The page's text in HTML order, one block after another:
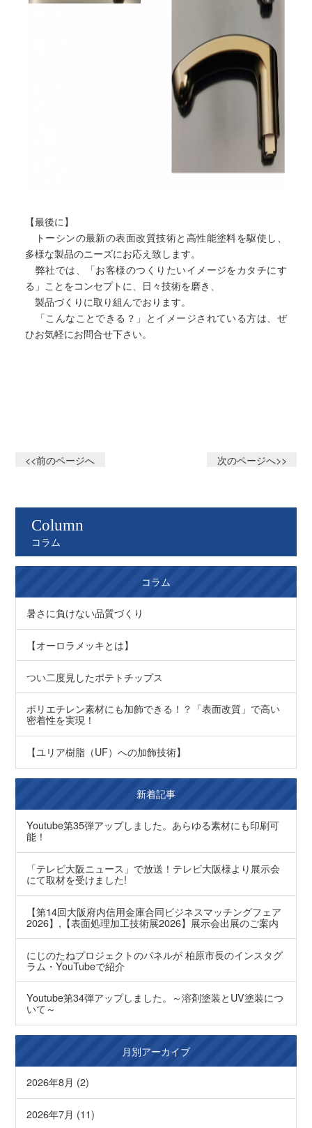
Column
コラム
コラム
暑さに負けない品質づくり
【オーロラメッキとは】
つい二度見したポテトチップス
ポリエチレン素材にも加飾できる！？「表面改質」で高い
密着性を実現！
【ユリア樹脂（UF）への加飾技術】
新着記事
Youtube第35弾アップしました。あらゆる素材にも印刷可
能！
「テレビ大阪ニュース」で放送！テレビ大阪様より展示会
にて取材を受けました!
【第14回大阪府内信用金庫合同ビジネスマッチングフェア
2026】,【表面処理加工技術展2026】展示会出展のご案内
にじのたねプロジェクトのパネルが 柏原市長のインスタグ
ラム・YouTubeで紹介
Youtube第34弾アップしました。～溶剤塗装とUV塗装につ
いて～
月別アーカイブ
2026年8月 (2)
2026年7月 (11)
【最後に】
トーシンの最新の表面改質技術と高性能塗料を駆使し、
多様な製品のニーズにお応え致します。
弊社では、「お客様のつくりたいイメージをカタチにす
る」ことをコンセプトに、日々技術を磨き、
製品づくりに取り組んでおります。
「こんなことできる？」とイメージされている方は、ぜ
ひお気軽にお問合せ下さい。
<<前のページへ 次のページへ>>